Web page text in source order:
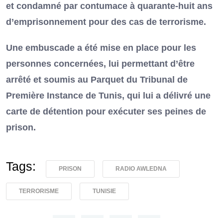
et condamné par contumace à quarante-huit ans
d’emprisonnement pour des cas de terrorisme.
Une embuscade a été mise en place pour les
personnes concernées, lui permettant d’être
arrêté et soumis au Parquet du Tribunal de
Première Instance de Tunis, qui lui a délivré une
carte de détention pour exécuter ses peines de
prison.
Tags: PRISON RADIO AWLEDNA
TERRORISME TUNISIE